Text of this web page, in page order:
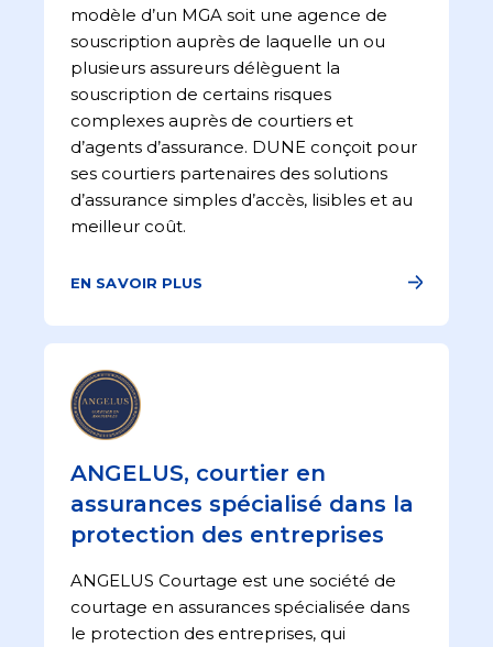
modèle d’un MGA soit une agence de
souscription auprès de laquelle un ou
plusieurs assureurs délèguent la
souscription de certains risques
complexes auprès de courtiers et
d’agents d’assurance. DUNE conçoit pour
ses courtiers partenaires des solutions
d’assurance simples d’accès, lisibles et au
meilleur coût.
EN SAVOIR PLUS
ANGELUS, courtier en
assurances spécialisé dans la
protection des entreprises
ANGELUS Courtage est une société de
courtage en assurances spécialisée dans
le protection des entreprises, qui